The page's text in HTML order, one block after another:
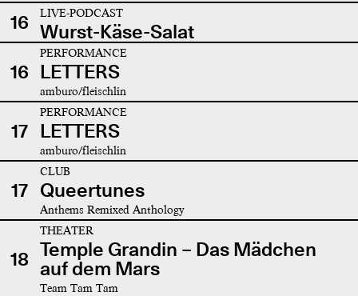
16 LIVE-PODCAST
Wurst-Käse-Salat
16
PERFORMANCE
LETTERS
amburo/fleischlin
17
PERFORMANCE
LETTERS
amburo/fleischlin
17
CLUB
Queertunes
Anthems Remixed Anthology
18
THEATER
Temple Grandin – Das Mädchen
auf dem Mars
Team Tam Tam